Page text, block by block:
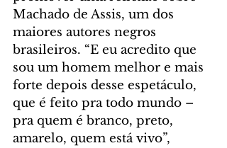
Machado de Assis, um dos
maiores autores negros
brasileiros. “E eu acredito que
sou um homem melhor e mais
forte depois desse espetáculo,
que é feito pra todo mundo –
pra quem é branco, preto,
amarelo, quem está vivo”,